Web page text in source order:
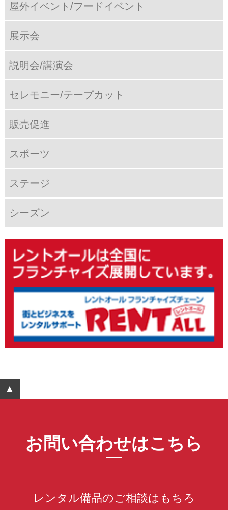
屋外イベント/フードイベント
展示会
説明会/講演会
セレモニー/テープカット
販売促進
スポーツ
ステージ
シーズン
お問い合わせはこちら
レンタル備品のご相談はもちろ